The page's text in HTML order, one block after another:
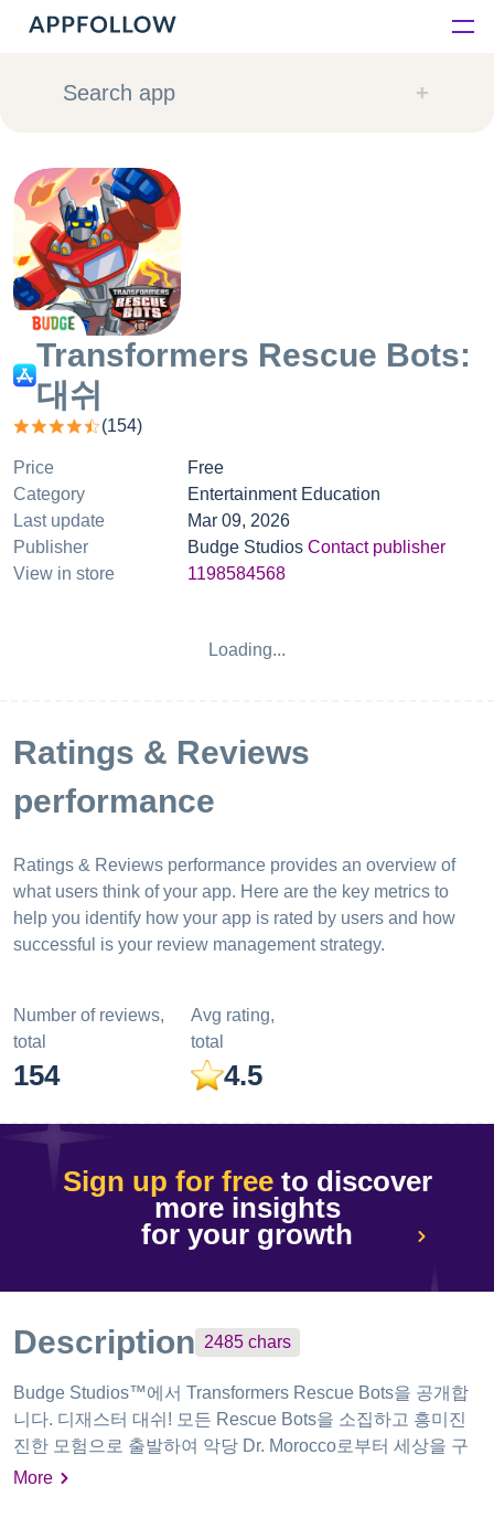
Platform
Consultancy
Customers
Resources
Pricing
Search app
Transformers Rescue Bots:
대쉬
(154)
Price
Free
Category
Entertainment Education
Last update
Mar 09, 2026
Publisher
Budge Studios Contact publisher
View in store
1198584568
Loading...
Ratings & Reviews
performance
Ratings & Reviews performance provides an overview of
what users think of your app. Here are the key metrics to
help you identify how your app is rated by users and how
successful is your review management strategy.
Number of reviews,
total
154
Avg rating,
total
4.5
Sign up for freeto discover
more insights
for your growth
Description 2485 chars
Budge Studios™에서 Transformers Rescue Bots을 공개합
니다. 디재스터 대쉬! 모든 Rescue Bots을 소집하고 흥미진
진한 모험으로 출발하여 악당 Dr. Morocco로부터 세상을 구
하세요! 시민을 구하고 재해를 벗어나고 Morbots을 추격하세
More